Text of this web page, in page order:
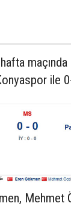
ile
Mehmet